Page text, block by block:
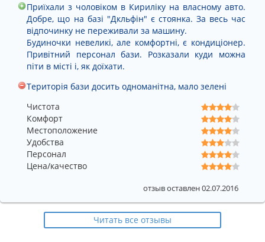
Приїхали з чоловіком в Кириліку на власному авто.
Добре, що на базі "Дкльфін" є стоянка. За весь час
відпочинку не переживали за машину.
Будиночки невеликі, але комфортні, є кондиціонер.
Привітний персонал бази. Розказали куди можна
піти в місті і, як доїхати.
Територія бази досить одноманітна, мало зелені
Чистота
Комфорт
Местоположение
Удобства
Персонал
Цена/качество
отзыв оставлен 02.07.2016
Читать все отзывы